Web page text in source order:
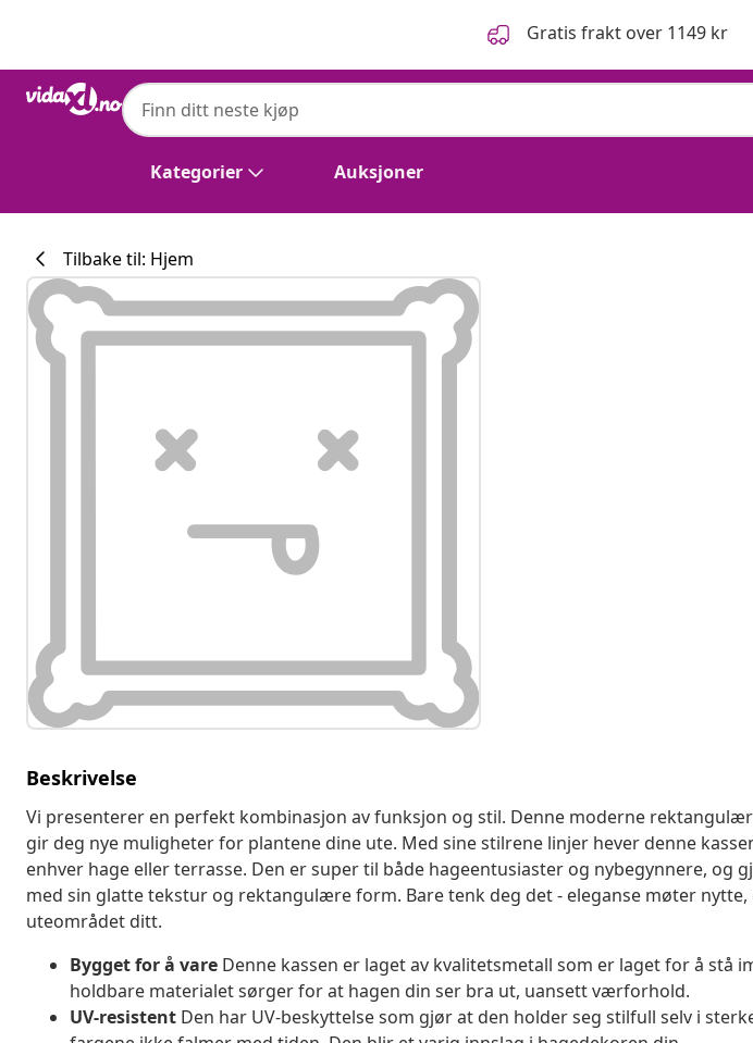
Gratis frakt over 1149 kr
Kategorier Auksjoner
vidaXL
Tilbake til: Hjem
Beskrivelse
Vi presenterer en perfekt kombinasjon av funksjon og stil. Denne moderne
gir deg nye muligheter for plantene dine ute. Med sine stilrene linjer hever denne
enhver hage eller terrasse. Den er super til både hageentusiaster og nybegynnere, og
med sin glatte tekstur og rektangulære form. Bare tenk deg det - eleganse møter
uteområdet ditt.
Bygget for å vare Denne kassen er laget av kvalitetsmetall som er laget for å stå
holdbare materialet sørger for at hagen din ser bra ut, uansett værforhold.
UV-resistent Den har UV-beskyttelse som gjør at den holder seg stilfull selv i